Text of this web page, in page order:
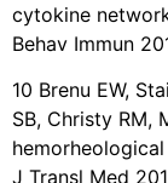
cytokine
Behav Immun
10 Brenu EW,
SB, Christy RM,
J Transl Med